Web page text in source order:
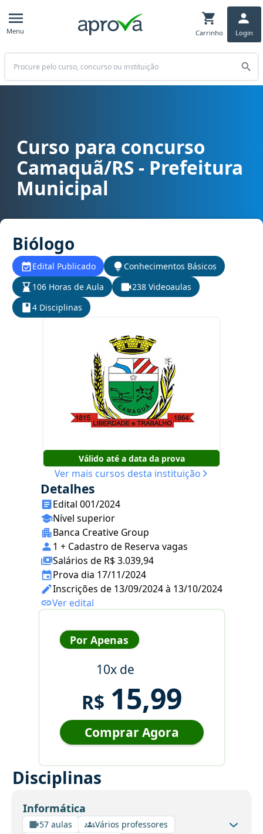
Menu Carrinho Login
Buscar
Curso para concurso Camaquã/RS - Prefeitura Municipal cargo
Curso para concurso
Camaquã/RS - Prefeitura
Municipal
Biólogo
Edital Publicado
Conhecimentos Básicos
106 Horas de Aula
238 Videoaulas
4 Disciplinas
Válido até a data da prova
Ver mais cursos desta instituição
Detalhes
Edital 001/2024
Nível superior
Banca Creative Group
1 + Cadastro de Reserva vagas
Salários de R$ 3.039,94
Prova dia 17/11/2024
Inscrições de 13/09/2024 à 13/10/2024
Ver edital
Por Apenas
10x de
R$ 15,99
Comprar Agora
Disciplinas
Informática
57 aulas
Vários professores